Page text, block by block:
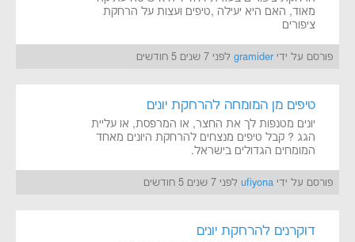
מאוד, האם היא יעילה ,טיפים ועצות על הרחקת
ציפורים
פורסם על ידי gramider לפני 7 שנים 5 חודשים
טיפים מן המומחה להרחקת יונים
יונים מטנפות לך את החצר, או המרפסת, או עליית
הגג ? קבל טיפים מנצחים להרחקת היונים מאחד
המומחים הגדולים בישראל.
פורסם על ידי ufiyona לפני 7 שנים 5 חודשים
דוקרנים להרחקת יונים